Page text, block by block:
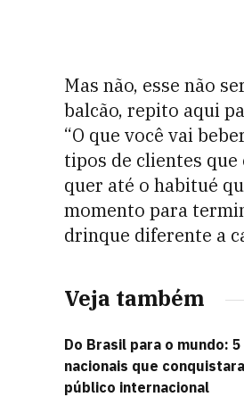
Mas não, esse não
balcão, repito aqui
“O que você vai
tipos de clientes que
quer até o habitué
momento para
drinque diferente a
Veja também
Do Brasil para o mundo:
nacionais que
público internacional